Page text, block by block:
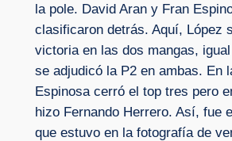
la pole. David Aran y Fran
clasificaron detrás. Aquí, López
victoria en las dos mangas,
se adjudicó la P2 en ambas. En
Espinosa cerró el top tres pero
hizo Fernando Herrero. Así, fue
que estuvo en la fotografía de